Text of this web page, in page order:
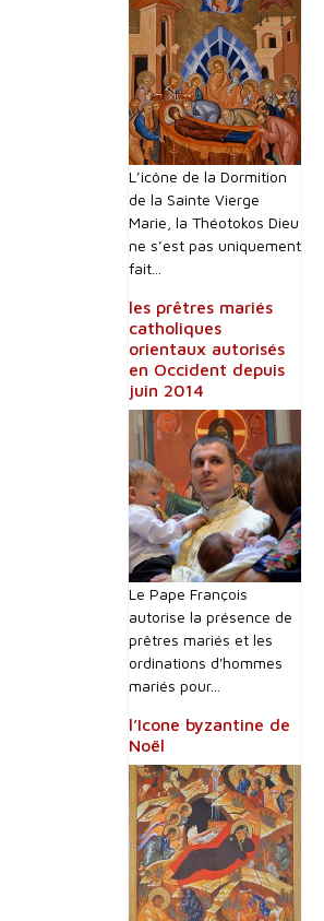
L’icône de la Dormition
de la Sainte Vierge
Marie, la Théotokos Dieu
ne s’est pas uniquement
fait...
les prêtres mariés
catholiques
orientaux autorisés
en Occident depuis
juin 2014
Le Pape François
autorise la présence de
prêtres mariés et les
ordinations d'hommes
mariés pour...
l’Icone byzantine de
Noël